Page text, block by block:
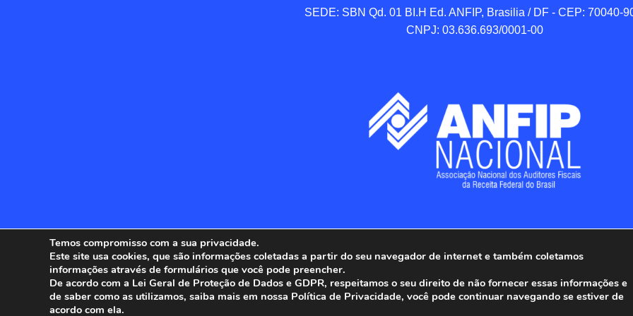
SEDE: SBN Qd. 01 BI.H Ed. ANFIP, Brasilia / DF - CEP: 70040-
CNPJ: 03.636.693/0001-00
ANFIP - Associação Nacional dos Auditores Fiscais da Receita Federal
Todos os Direitos Reservados.
Temos compromisso com a sua privacidade.
Este site usa cookies, que são informações coletadas a partir do seu navegador de internet e também coletamos
informações através de formulários que você pode preencher.
De acordo com a Lei Geral de Proteção de Dados e GDPR, respeitamos o seu direito de não fornecer essas informações e
de saber como as utilizamos, saiba mais em nossa Política de Privacidade, você pode continuar navegando se estiver de
acordo com ela.